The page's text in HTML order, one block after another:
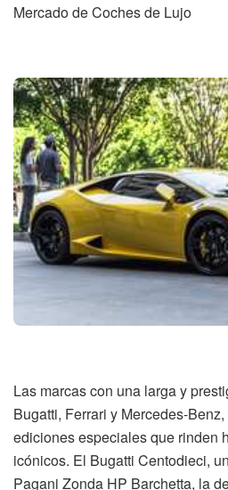
Mercado de Coches de Lujo
Las marcas con una larga y
Bugatti, Ferrari y Mercedes-
ediciones especiales que rinden
icónicos. El Bugatti Centodieci,
Pagani Zonda HP Barchetta, la